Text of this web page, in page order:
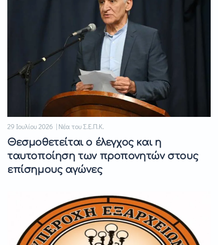
29 Ιουλίου 2026 | Νέα του Σ.Ε.Π.Κ.
Θεσμοθετείται ο έλεγχος και η
ταυτοποίηση των προπονητών στους
επίσημους αγώνες